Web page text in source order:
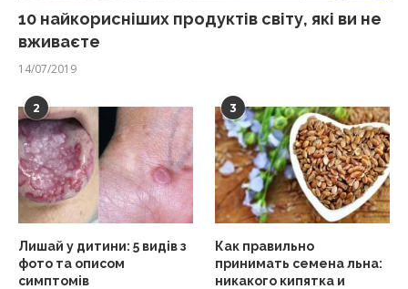
10 найкорисніших продуктів світу, які ви не
вживаєте
14/07/2019
2
Лишай у дитини: 5 видів з
фото та описом
симптомів
3
Как правильно
принимать семена льна:
никакого кипятка и